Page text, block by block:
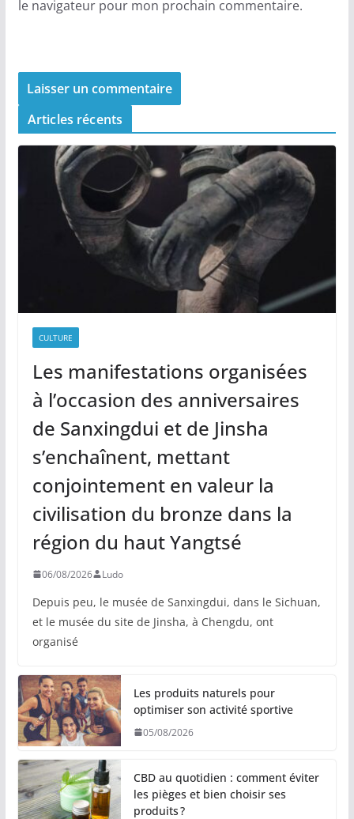
le navigateur pour mon prochain commentaire.
Articles récents
CULTURE
Les manifestations organisées
à l’occasion des anniversaires
de Sanxingdui et de Jinsha
s’enchaînent, mettant
conjointement en valeur la
civilisation du bronze dans la
région du haut Yangtsé
06/08/2026 Ludo
Depuis peu, le musée de Sanxingdui, dans le Sichuan,
et le musée du site de Jinsha, à Chengdu, ont
organisé
Les produits naturels pour
optimiser son activité sportive
05/08/2026
CBD au quotidien : comment éviter
les pièges et bien choisir ses
produits ?